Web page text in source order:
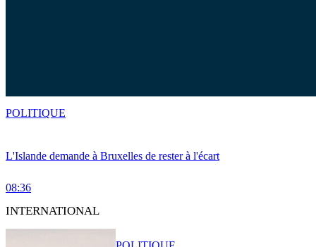
L'Islande demande à Bruxelles de rester à l'écart
08:36
POLITIQUE
INTERNATIONAL